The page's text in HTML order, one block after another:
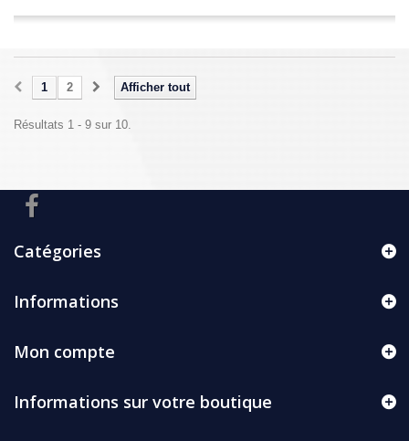
Afficher tout
1 2
Résultats 1 - 9 sur 10.
Catégories
Informations
Mon compte
Informations sur votre boutique